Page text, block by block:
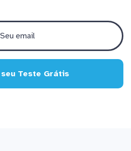
seu Teste Grátis